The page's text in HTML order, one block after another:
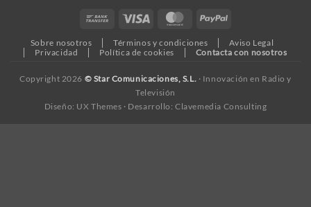
Bank
Visa MasterCardPayPal
Sobre nosotros Términos y condiciones
Aviso Legal
Privacidad
Política de cookies Contacta con nosotros
Copyright 2026 © Star Comunicaciones, S.L.
· Innovación en Radio y
Televisión
Diseño: UX Themes · Desarrollo: Clavemedia Consulting